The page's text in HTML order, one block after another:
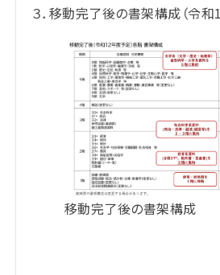
３．移動完了後の書架構成（令和
移動完了後の書架構成